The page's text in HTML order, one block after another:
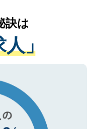
ついての厳密な
のみに付与され
取得済みです。
安心ください。
関の状況や紹介
なアドバイスを
にご転職をされ
ートが可能です
さい。
訣は
」